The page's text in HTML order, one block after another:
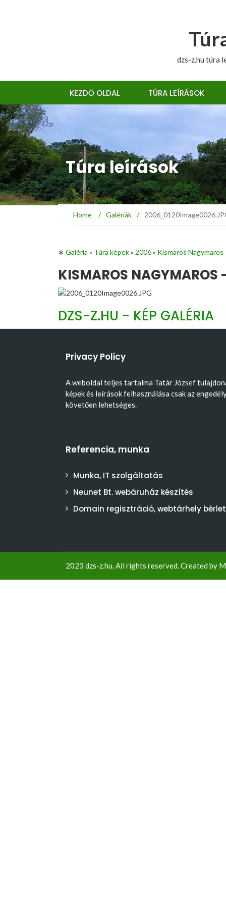
dzs-z.hu túra
KEZDŐ OLDAL TÚRA LEÍRÁSOK
Túra leírások
Home / Galériák /
∗ Galéria » Túra képek» 2006» Kismaros Nagymaros
KISMAROS NAGYMAROS
DZS-Z.HU - KÉP GALÉRIA
Privacy Policy
A weboldal teljes tartalma Tatár József
képek és leírások felhasználása csak az
követően lehetséges.
Referencia, munka
Munka, IT szolgáltatás
Neunet Bt. webáruház készítés
Domain regisztráció, webtárhely bérlet
2023 dzs-z.hu. All rights reserved. Created by